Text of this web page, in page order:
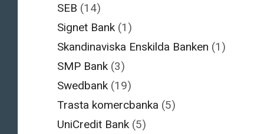
SEB (14)
Signet Bank (1)
Skandinaviska Enskilda Banken (1)
SMP Bank (3)
Swedbank (19)
Trasta komercbanka (5)
UniCredit Bank (5)